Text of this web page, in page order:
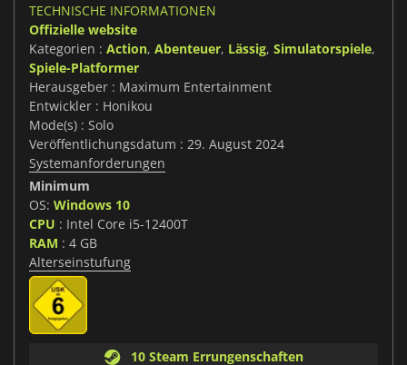
TECHNISCHE INFORMATIONEN
Offizielle website
Kategorien : Action, Abenteuer, Lässig, Simulatorspiele,
Spiele-Platformer
Herausgeber : Maximum Entertainment
Entwickler : Honikou
Mode(s) : Solo
Veröffentlichungsdatum : 29. August 2024
Systemanforderungen
Minimum
OS: Windows 10
CPU : Intel Core i5-12400T
RAM : 4 GB
Alterseinstufung
10 Steam Errungenschaften